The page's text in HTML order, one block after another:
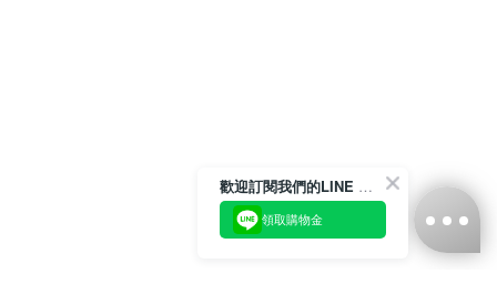
歡迎訂閱我們的LINE 官方帳號
領取購物金